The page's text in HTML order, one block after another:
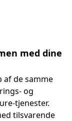
med dine
af de samme
og
tjenester.
tilsvarende